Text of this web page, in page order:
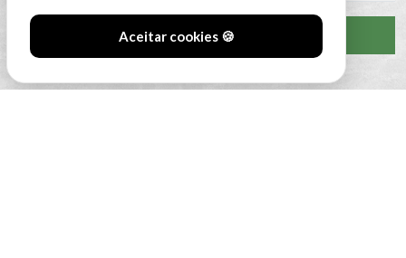
VER CLASSIFICAÇÃO COMPLETA
Aceitar cookies 🍪